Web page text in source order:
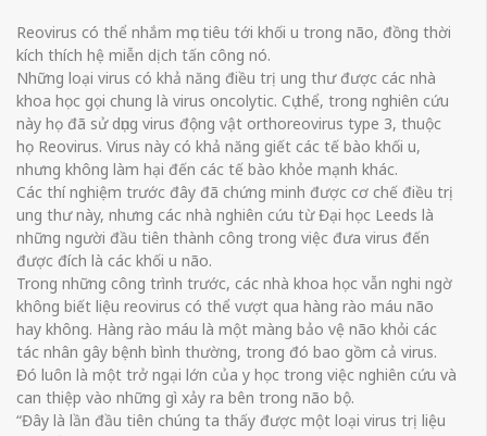
Reovirus có thể nhắm mục tiêu tới khối u trong não, đồng thời
kích thích hệ miễn dịch tấn công nó.
Những loại virus có khả năng điều trị ung thư được các nhà
khoa học gọi chung là virus oncolytic. Cụ thể, trong nghiên cứu
này họ đã sử dụng virus động vật orthoreovirus type 3, thuộc
họ Reovirus. Virus này có khả năng giết các tế bào khối u,
nhưng không làm hại đến các tế bào khỏe mạnh khác.
Các thí nghiệm trước đây đã chứng minh được cơ chế điều trị
ung thư này, nhưng các nhà nghiên cứu từ Đại học Leeds là
những người đầu tiên thành công trong việc đưa virus đến
được đích là các khối u não.
Trong những công trình trước, các nhà khoa học vẫn nghi ngờ
không biết liệu reovirus có thể vượt qua hàng rào máu não
hay không. Hàng rào máu là một màng bảo vệ não khỏi các
tác nhân gây bệnh bình thường, trong đó bao gồm cả virus.
Đó luôn là một trở ngại lớn của y học trong việc nghiên cứu và
can thiệp vào những gì xảy ra bên trong não bộ.
“Đây là lần đầu tiên chúng ta thấy được một loại virus trị liệu